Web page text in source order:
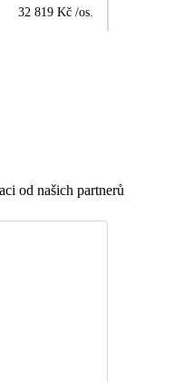
32 819 Kč /os.
od našich partnerů